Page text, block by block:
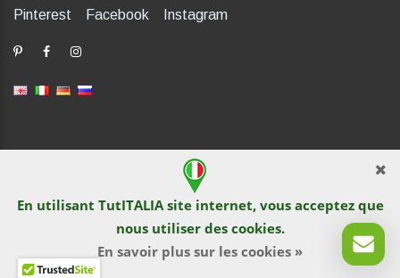
En utilisant TutITALIA site internet, vous acceptez que
nous utiliser des cookies.
En savoir plus sur les cookies »
Pinterest Facebook Instagram
dP Motion Media. Via La Piana 430, 47835 Saludecio (RN), Italia.
Numero REA: RN410802. P.IVA: 04421580400. Tel +39 0541
1480041
© TutITALIA 2013-2026. L`impression et la copie de textes et de
documents graphiques sont interdites par les propriétaires de
sites. La violation est poursuivie en vertu de la loi.